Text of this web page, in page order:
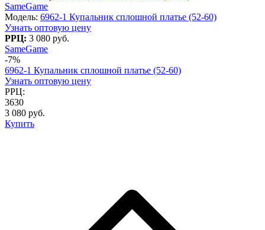
SameGame
Модель: 6962-1 Купальник сплошной платье (52-60)
Узнать оптовую цену
РРЦ: 3 080 руб.
SameGame
-7%
6962-1 Купальник сплошной платье (52-60)
Узнать оптовую цену
РРЦ:
3630
3 080 руб.
Купить